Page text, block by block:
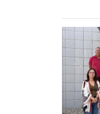
Imagem